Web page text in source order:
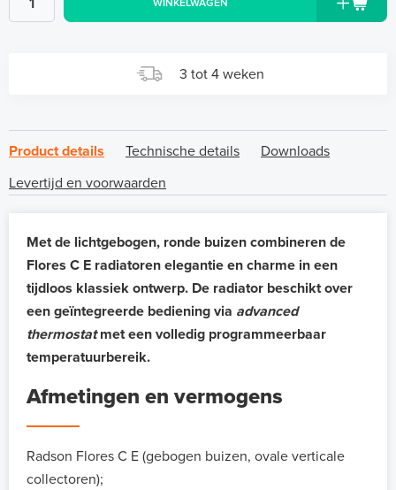
WINKELWAGEN
3 tot 4 weken
Product details Technische details
Downloads
Levertijd en voorwaarden
Met de lichtgebogen, ronde buizen combineren de
Flores C E radiatoren elegantie en charme in een
tijdloos klassiek ontwerp. De radiator beschikt over
een geïntegreerde bediening via advanced
thermostatmet een volledig programmeerbaar
temperatuurbereik.
Afmetingen en vermogens
Radson Flores C E (gebogen buizen, ovale verticale
collectoren);